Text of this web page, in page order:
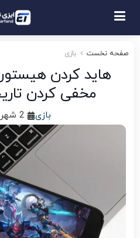
صفحه نخست بازی
هاید کردن
مخفی کردن
بازی 2 شهریور 1403